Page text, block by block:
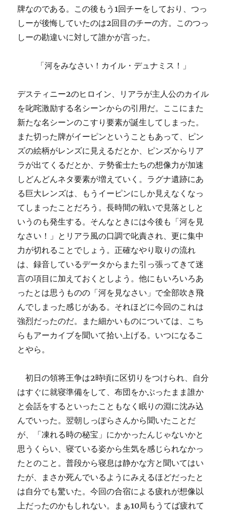
牌なのである。この後もう1回チーをしており、つっ
しーが後悔していたのは2回目のチーの方。このつっ
しーの勘違いに対して誰かが言った。
「河をみなさい！カイル・デュナミス！」
デスティニー2のヒロイン、リアラが主人公のカイル
を叱咤激励する名シーンからの引用だ。ここにまた
新たな名シーンのこすり要素が誕生してしまった。
また切った牌がイーピンということもあって、ピン
ズの絵柄がレンズに見えるだとか、ピンズからリア
ラが出てくるだとか、テ勢雀士たちの想像力が加速
しどんどんネタ要素が増えていく。ラグナ遺跡にあ
る巨大レンズは、もうイーピンにしか見えなくなっ
てしまったことだろう。長時間の戦いで見落としと
いうのも発生する。そんなときには今後も「河を見
なさい！」とリアラ風の口調で叱責され、更に集中
力が切れることでしょう。正確なやり取りの流れ
は、録音しているデータからまた引っ張ってきて迷
言の項目に加えておくとしよう。他にもいろいろあ
ったとは思うものの「河を見なさい」で全部吹き飛
んでしまった感じがある。それほどに今回のこれは
強烈だったのだ。また細かいものについては、こち
らもアーカイブを聞いて拾い上げる。いつになるこ
とやら。
初日の領将王争は2時頃に区切りをつけられ、自分
はすぐに就寝準備をして、布団をかぶったまま誰か
と会話をするといったこともなく眠りの淵に沈み込
んでいった。翌朝しっぽらさんから聞いたことだ
が、「凍れる時の秘宝」にかかったんじゃないかと
思うくらい、寝ている姿から生気を感じられなかっ
たとのこと。普段から寝息は静かな方と聞いてはい
たが、まさか死んでいるようにみえるほどだったと
は自分でも驚いた。今回の合宿による疲れが想像以
上だったのかもしれない。まぁ10局もうてば疲れて